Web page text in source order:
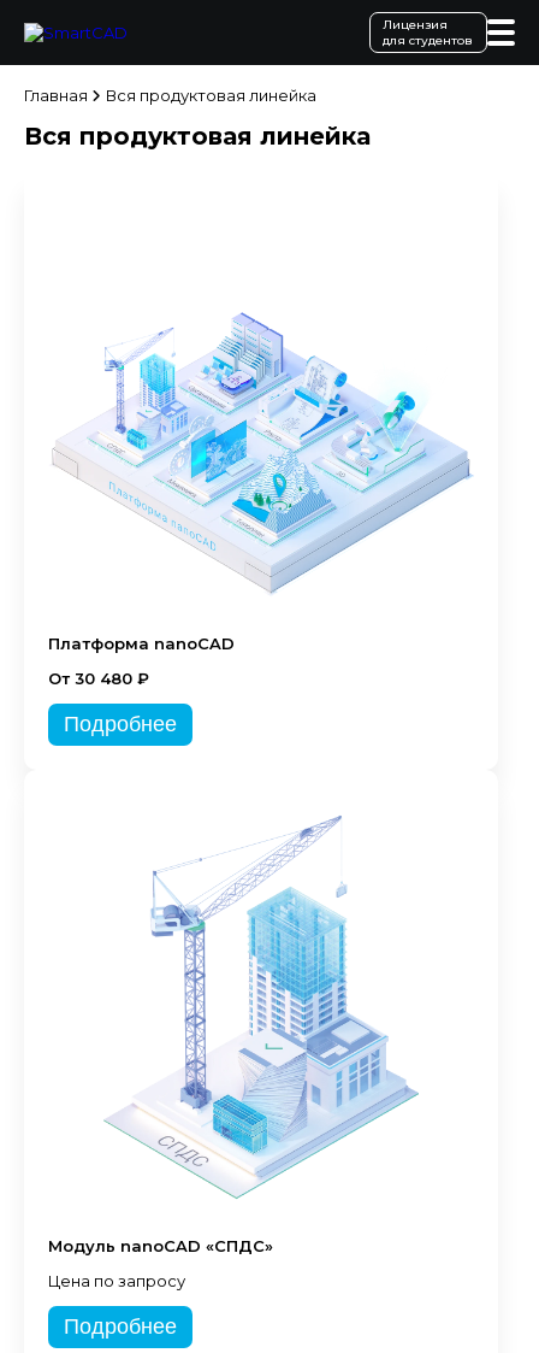
Лицензия
для студентов
Главная Вся продуктовая линейка
Вся продуктовая линейка
Платформа nanoCAD
От 30 480 ₽
Подробнее
Модуль nanoCAD «СПДС»
Цена по запросу
Подробнее